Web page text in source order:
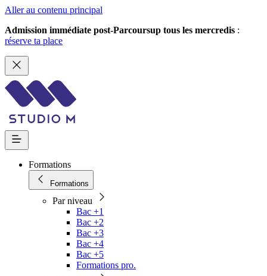
Aller au contenu principal
Admission immédiate post-Parcoursup tous les mercredis :
réserve ta place
Formations
Formations
Par niveau
Bac +1
Bac +2
Bac +3
Bac +4
Bac +5
Formations pro.